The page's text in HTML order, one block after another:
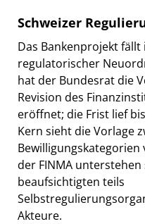
Schweizer
Das Bankenprojekt fällt
regulatorischer
hat der Bundesrat die
Revision des
eröffnet; die Frist lief
Kern sieht die Vorlage
der FINMA
beaufsichtigten teils
Akteure.